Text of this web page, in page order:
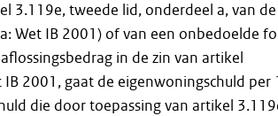
3.119e, tweede lid, onderdeel a, van de
Wet IB 2001) of van een onbedoelde
in de zin van artikel
2001, gaat de eigenwoningschuld per
die door toepassing van artikel